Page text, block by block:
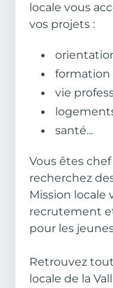
locale vous
vos projets :
formation
vie
santé...
Vous êtes
recherchez
Mission locale
recrutement
pour les
Retrouvez
locale de la